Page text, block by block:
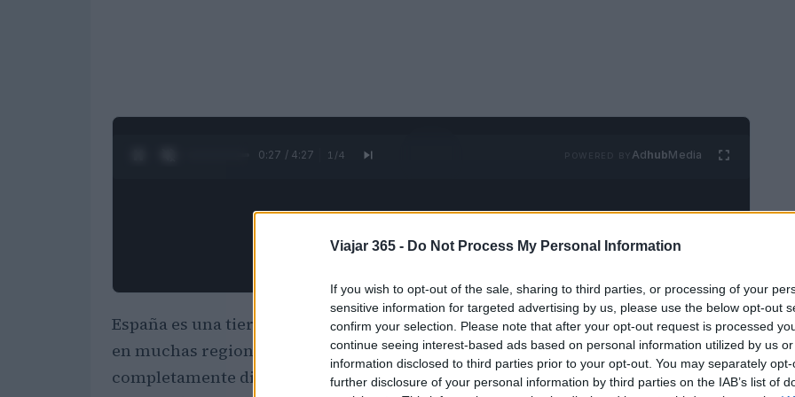
Viajar 365 - Do Not Process My Personal Information
If you wish to opt-out of the sale, sharing to third parties, or processing of your
sensitive information for targeted advertising by us, please use the below opt-out
confirm your selection. Please note that after your opt-out request is processed
continue seeing interest-based ads based on personal information utilized by us
information disclosed to third parties prior to your opt-out. You may separately
further disclosure of your personal information by third parties on the IAB’s list of
0:28 / 4:27 1 /4 AdhubMedia
España es una tierra de contrastes. No es un país muy grande, pero está dividido
en muchas regiones, llamadas comunidades autónomas, todas ellas
completamente diferentes entre sí y marcadas por diferencias no sóloculturales